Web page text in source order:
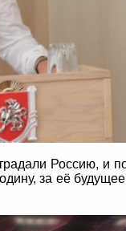
Россию, и
за её